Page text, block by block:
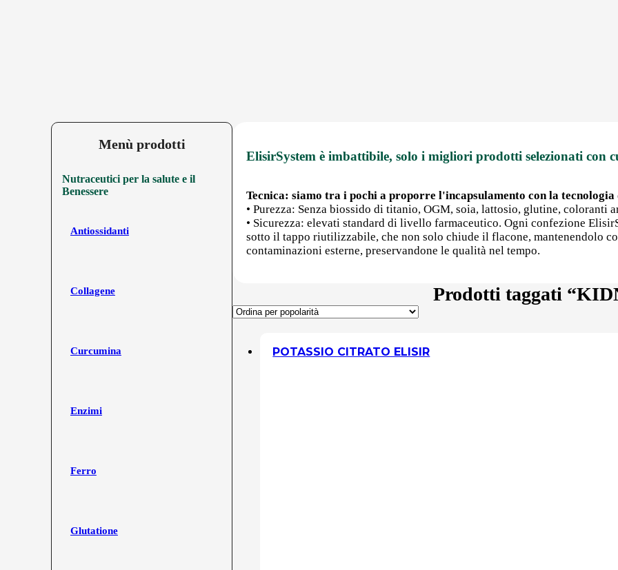
Menù prodotti
Nutraceutici per la salute e il
Benessere
Antiossidanti
Collagene
Curcumina
Enzimi
Ferro
Glutatione
ElisirSystem è imbattibile, solo i migliori prodotti selezionati con
Tecnica: siamo tra i pochi a proporre l'incapsulamento con la
• Purezza: Senza biossido di titanio, OGM, soia, lattosio, glutine,
• Sicurezza: elevati standard di livello farmaceutico. Ogni confezione
sotto il tappo riutilizzabile, che non solo chiude il flacone, mantenendolo
contaminazioni esterne, preservandone le qualità nel tempo.
Prodotti taggati
POTASSIO CITRATO ELISIR